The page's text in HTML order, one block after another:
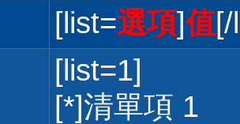
[list=選項]值
[list=1]
[*]清單項 1